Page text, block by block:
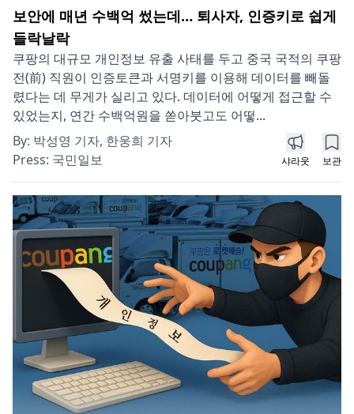
보안에 매년 수백억 썼는데… 퇴사자, 인증키로 쉽게
들락날락
쿠팡의 대규모 개인정보 유출 사태를 두고 중국 국적의 쿠팡
전(前) 직원이 인증토큰과 서명키를 이용해 데이터를 빼돌
렸다는 데 무게가 실리고 있다. 데이터에 어떻게 접근할 수
있었는지, 연간 수백억원을 쏟아붓고도 어떻...
By: 박성영 기자, 한웅희 기자
Press: 국민일보 샤라웃 보관